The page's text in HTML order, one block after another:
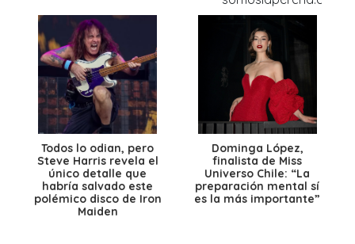
Todos lo odian, pero
Steve Harris revela el
único detalle que
habría salvado este
polémico disco de Iron
Maiden
Dominga López,
finalista de Miss
Universo Chile: “La
preparación mental sí
es la más importante”